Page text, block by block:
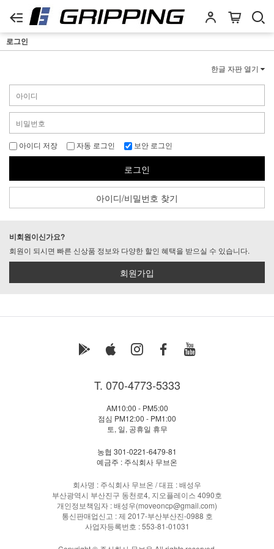
로그인
한글 자판 열기
아이디 저장 자동 로그인 보안 로그인
로그인
아이디/비밀번호 찾기
비회원이신가요?
회원이 되시면 빠른 신상품 정보와 다양한 할인 혜택을 받으실 수 있습니다.
회원가입
T. 070-4773-5333
AM10:00 - PM5:00
점심 PM12:00 - PM1:00
토, 일, 공휴일 휴무
농협 301-0221-6479-81
예금주 : 주식회사 무브온
회사명 : 주식회사 무브온 / 대표 : 배성우
부산광역시 부산진구 동천로4, 지오플레이스 4090호
개인정보책임자 : 배성우(moveoncp@gmail.com)
통신판매업신고 : 제 2017-부산부산진-0988 호
사업자등록번호 : 553-81-01031